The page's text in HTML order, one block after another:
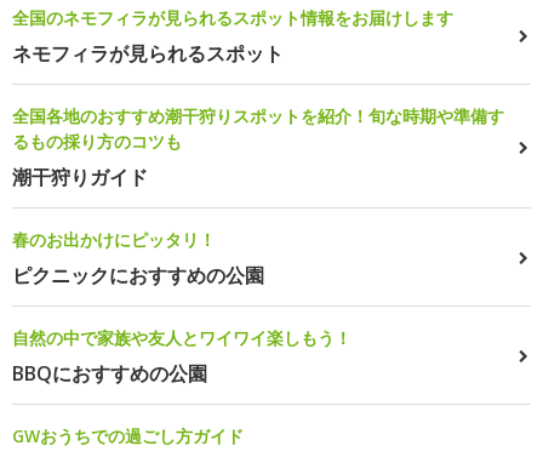
全国のネモフィラが見られるスポット情報をお届けします
ネモフィラが見られるスポット
全国各地のおすすめ潮干狩りスポットを紹介！旬な時期や準備す
るもの採り方のコツも
潮干狩りガイド
春のお出かけにピッタリ！
ピクニックにおすすめの公園
自然の中で家族や友人とワイワイ楽しもう！
BBQにおすすめの公園
GWおうちでの過ごし方ガイド